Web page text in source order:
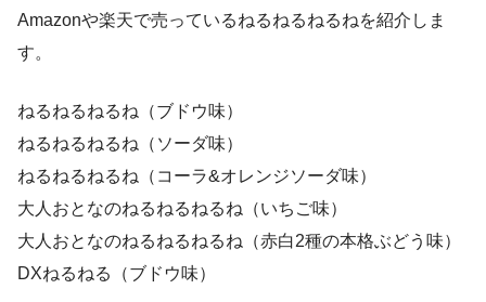
Amazonや楽天で売っているねるねるねるねを紹介しま
す。
ねるねるねるね（ブドウ味）
ねるねるねるね（ソーダ味）
ねるねるねるね（コーラ&オレンジソーダ味）
大人おとなのねるねるねるね（いちご味）
大人おとなのねるねるねるね（赤白2種の本格ぶどう味）
DXねるねる（ブドウ味）